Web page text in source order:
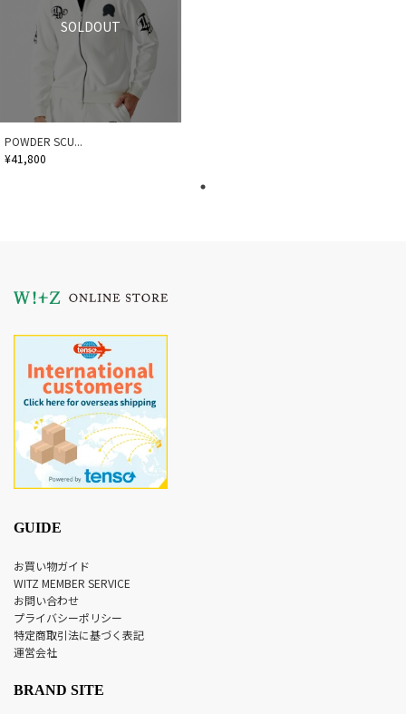
SOLDOUT
POWDER SCU...
¥41,800
GUIDE
お買い物ガイド
WITZ MEMBER SERVICE
お問い合わせ
プライバシーポリシー
特定商取引法に基づく表記
運営会社
BRAND SITE